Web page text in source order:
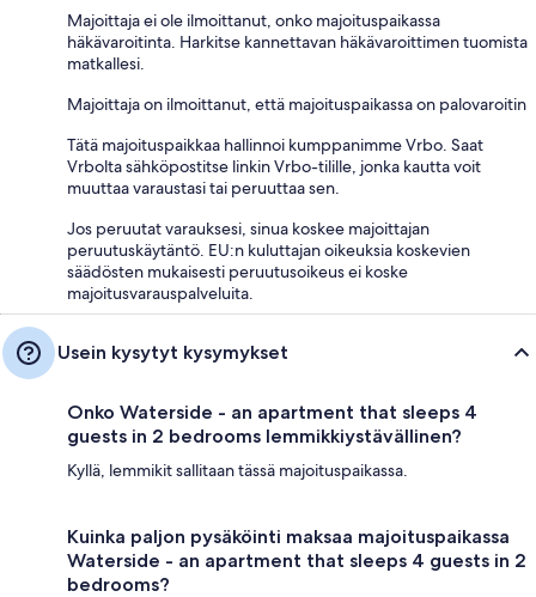
Majoittaja ei ole ilmoittanut, onko majoituspaikassa
häkävaroitinta. Harkitse kannettavan häkävaroittimen tuomista
matkallesi.
Majoittaja on ilmoittanut, että majoituspaikassa on palovaroitin
Tätä majoituspaikkaa hallinnoi kumppanimme Vrbo. Saat
Vrbolta sähköpostitse linkin Vrbo-tilille, jonka kautta voit
muuttaa varaustasi tai peruuttaa sen.
Jos peruutat varauksesi, sinua koskee majoittajan
peruutuskäytäntö. EU:n kuluttajan oikeuksia koskevien
säädösten mukaisesti peruutusoikeus ei koske
majoitusvarauspalveluita.
Usein kysytyt kysymykset
Onko Waterside - an apartment that sleeps 4
guests in 2 bedrooms lemmikkiystävällinen?
Kyllä, lemmikit sallitaan tässä majoituspaikassa.
Kuinka paljon pysäköinti maksaa majoituspaikassa
Waterside - an apartment that sleeps 4 guests in 2
bedrooms?